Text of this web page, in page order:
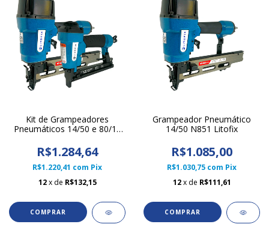
Kit de Grampeadores
Pneumáticos 14/50 e 80/16
R$1.284,64
R$1.220,41 com Pix
12 x de R$132,15
Grampeador Pneumático
14/50 N851 Litofix
R$1.085,00
R$1.030,75 com Pix
12 x de R$111,61